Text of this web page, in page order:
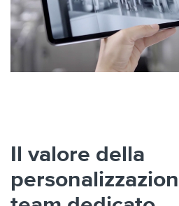
Il valore della